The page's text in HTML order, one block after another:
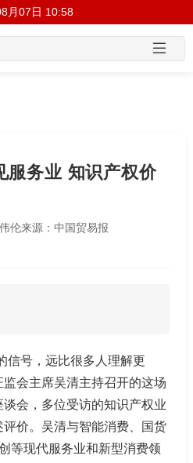
月07日 10:58
服务业 知识产权价
伦来源：中国贸易报
信号，远比很多人理解更
会主席吴清主持召开的这场
会，多位受访的知识产权业
价。吴清与智能消费、国货
等现代服务业和新型消费领